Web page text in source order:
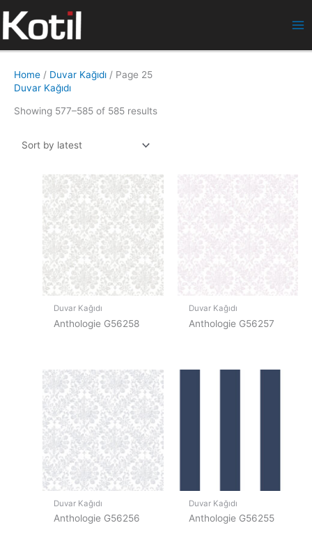
atla
Home / Duvar Kağıdı / Page 25
Duvar Kağıdı
Showing 577–585 of 585 results
Duvar Kağıdı
Anthologie G56258
Duvar Kağıdı
Anthologie G56257
Duvar Kağıdı
Anthologie G56256
Duvar Kağıdı
Anthologie G56255